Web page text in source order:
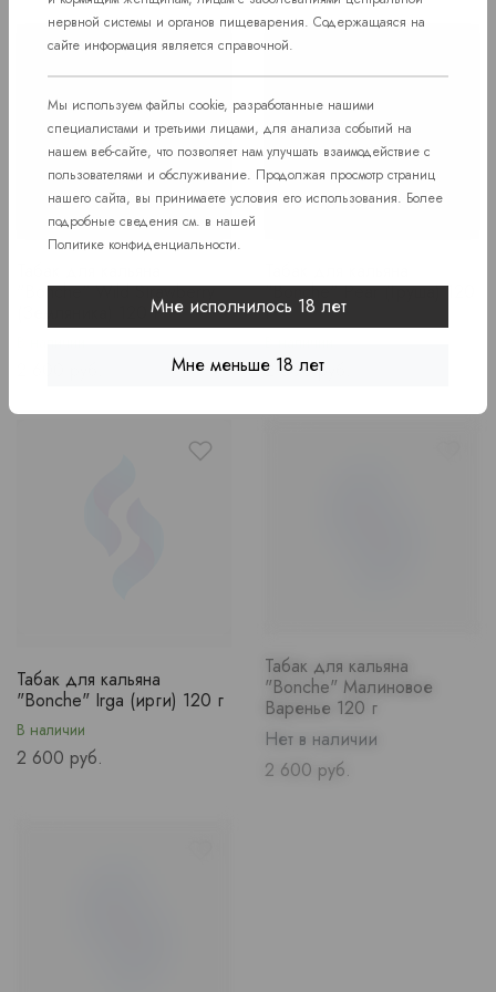
"Bonche" Wild Strawberry
(Земляника) 120 г
"Bonche" Pear (Груша) 120
г
Price
2 600 руб.
Табак для кальяна
"Bonche" Irga (ирги) 120 г
В наличии
Price
2 600 руб.
Табак для кальяна
"Bonche" Малиновое
Варенье 120 г
Нет в наличии
Price
2 600 руб.
нервной системы и органов пищеварения. Содержащаяся на
сайте информация является справочной.
Мы используем файлы cookie, разработанные нашими
специалистами и третьими лицами, для анализа событий на
нашем веб-сайте, что позволяет нам улучшать взаимодействие с
пользователями и обслуживание. Продолжая просмотр страниц
нашего сайта, вы принимаете условия его использования. Более
подробные сведения см. в нашей
Политике конфиденциальности.
Мне исполнилось 18 лет
Мне меньше 18 лет